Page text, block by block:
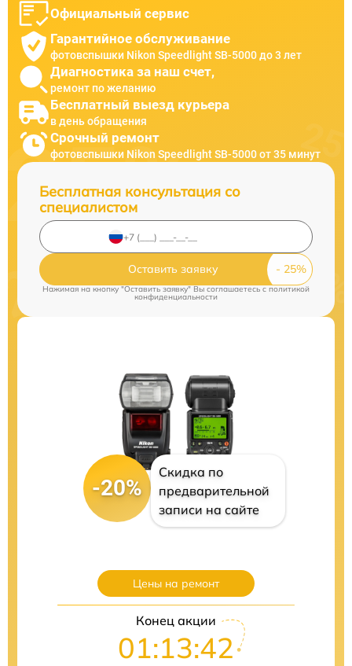
Официальный сервис
Гарантийное обслуживание
фотовспышки Nikon Speedlight SB-5000 до 3 лет
Диагностика за наш счет,
ремонт по желанию
Бесплатный выезд курьера
в день обращения
Срочный ремонт
фотовспышки Nikon Speedlight SB-5000 от 35 минут
Бесплатная консультация со
специалистом
Оставить заявку
Нажимая на кнопку "Оставить заявку" Вы соглашаетесь cполитикой
конфиденциальности
-20%
Скидка по
предварительной
записи на сайте
Цены на ремонт
Конец акции
01:13:41